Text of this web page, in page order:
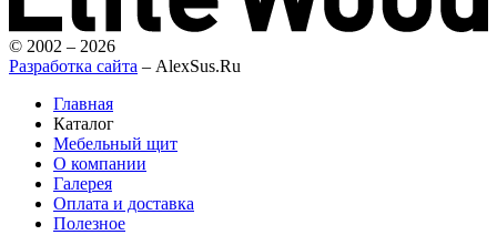
© 2002 – 2026
Разработка сайта – AlexSus.Ru
Главная
Каталог
Мебельный щит
О компании
Галерея
Оплата и доставка
Полезное